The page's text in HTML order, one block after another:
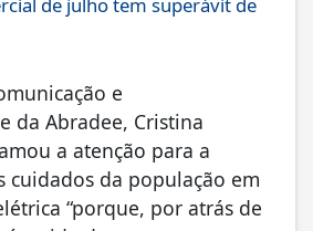
e
da Abradee, Cristina
a atenção para a
cuidados da população em
“porque, por atrás de